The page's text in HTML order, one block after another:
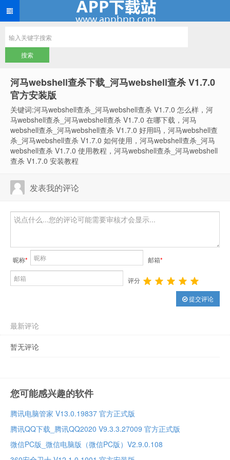
河马webshell查杀下载_河马webshell查杀 V1.7.0
官方安装版
关键词:河马webshell查杀_河马webshell查杀 V1.7.0 怎么样，河
马webshell查杀_河马webshell查杀 V1.7.0 在哪下载，河马
webshell查杀_河马webshell查杀 V1.7.0 好用吗，河马webshell查
杀_河马webshell查杀 V1.7.0 如何使用，河马webshell查杀_河马
webshell查杀 V1.7.0 使用教程，河马webshell查杀_河马webshell
查杀 V1.7.0 安装教程
发表我的评论
昵称* 邮箱*
评分
提交评论
最新评论
暂无评论
您可能感兴趣的软件
腾讯电脑管家 V13.0.19837 官方正式版
腾讯QQ下载_腾讯QQ2020 V9.3.3.27009 官方正式版
微信PC版_微信电脑版（微信PC版）V2.9.0.108